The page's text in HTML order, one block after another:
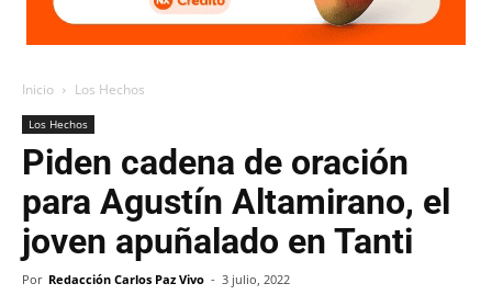
Inicio Los Hechos
Los Hechos
Piden cadena de oración
para Agustín Altamirano, el
joven apuñalado en Tanti
Por Redacción Carlos Paz Vivo - 3 julio, 2022